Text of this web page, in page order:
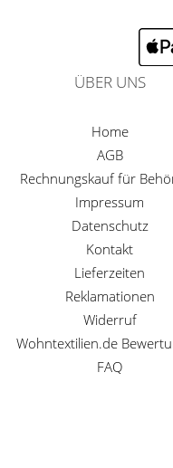
ÜBER UNS
Home
AGB
Rechnungskauf für
Impressum
Datenschutz
Kontakt
Lieferzeiten
Reklamationen
Widerruf
Wohntextilien.de
FAQ